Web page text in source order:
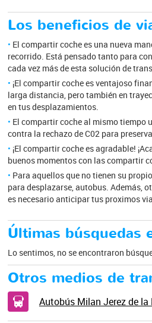
Los beneficios de
El compartir coche es una nueva
recorrido. Está pensado tanto para
cada vez más de esta solución de
¡El compartir coche es ventajoso
larga distancia, pero también en
en tus desplazamientos.
El compartir coche al mismo tiempo
contra la rechazo de C02 para
¡El compartir coche es agradable!
buenos momentos con las compartir
Para aquellos que no tienen su
para desplazarse, autobus. Además,
es necesario anticipar tus proximos
Últimas búsquedas
Lo sentimos, no se encontraron
Otros medios de
Autobús Milan Jerez de